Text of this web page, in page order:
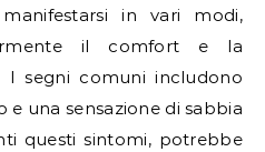
in vari modi,
il comfort e la
I segni comuni includono
e una sensazione di sabbia
questi sintomi, potrebbe